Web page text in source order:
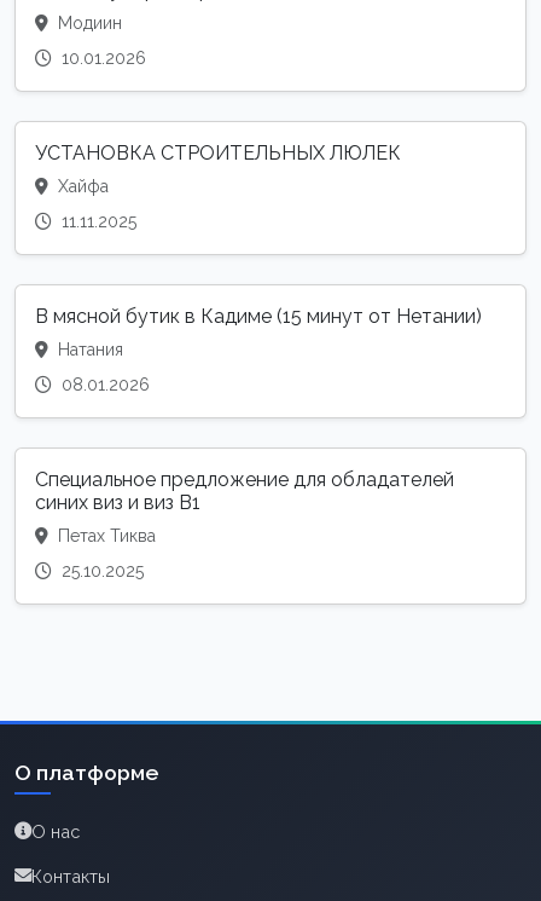
Модиин
10.01.2026
УСТАНОВКА СТРОИТЕЛЬНЫХ ЛЮЛЕК
Хайфа
11.11.2025
В мясной бутик в Кадиме (15 минут от Нетании)
Натания
08.01.2026
Специальное предложение для обладателей
синих виз и виз B1
Петах Тиква
25.10.2025
О платформе
О нас
Контакты